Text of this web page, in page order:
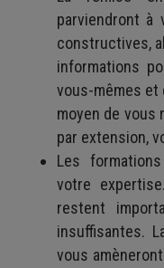
parviendront à
constructives,
informations
vous-mêmes et
moyen de vous
par extension,
Les
votre
restent
insuffisantes.
vous